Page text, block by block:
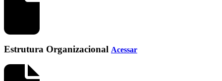
Estrutura Organizacional Acessar